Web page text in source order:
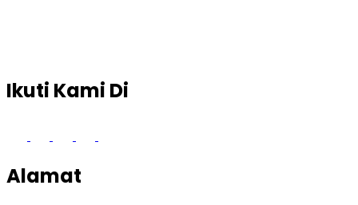
Ikuti Kami Di
Alamat